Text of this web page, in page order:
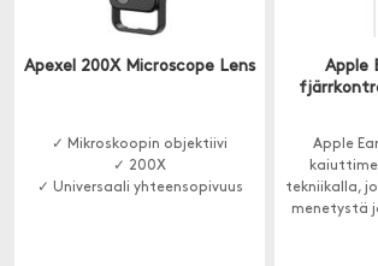
Apexel 200X Microscope Lens
✓ Mikroskoopin objektiivi
✓ 200X
✓ Universaali yhteensopivuus
Apple
Apple
tekniikalla,
menetystä